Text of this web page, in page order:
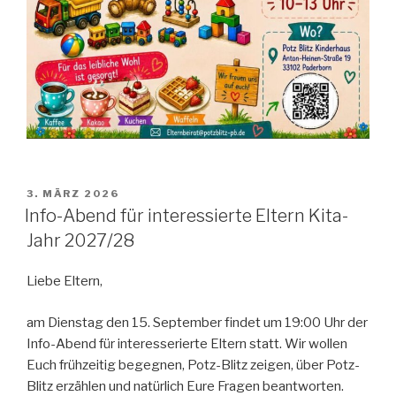
VERÖFFENTLICHT
AM
3. MÄRZ 2026
Info-Abend für interessierte Eltern Kita-
Jahr 2027/28
Liebe Eltern,
am Dienstag den 15. September findet um 19:00 Uhr der
Info-Abend für interesserierte Eltern statt. Wir wollen
Euch frühzeitig begegnen, Potz-Blitz zeigen, über Potz-
Blitz erzählen und natürlich Eure Fragen beantworten.